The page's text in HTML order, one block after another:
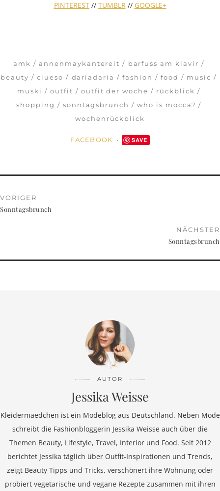
PINTEREST// TUMBLR// GOOGLE+
amk annenmaykantereit
barfuss am klavir
beauty
clueso dariadaria fashion food
music
muski
outfit outfit der woche
rückblick
shopping
sonntagsbrunch
who is mocca?
wochenrückblick
FACEBOOK SAVE
VORIGER
Sonntagsbrunch
NÄCHSTER
Sonntagsbrunch
AUTOR
Jessika Weisse
Kleidermaedchen ist ein Modeblog aus Deutschland. Neben Mode
schreibt die Fashionbloggerin Jessika Weisse auch über die
Themen Beauty, Lifestyle, Travel, Interior und Food. Seit 2012
berichtet Jessika täglich über Outfit-Inspirationen und Trends,
zeigt Beauty Tipps und Tricks, verschönert ihre Wohnung oder
probiert vegetarische und vegane Rezepte zusammen mit ihren